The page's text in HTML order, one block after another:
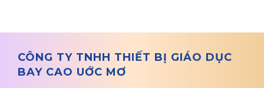
CÔNG TY TNHH THIẾT BỊ GIÁO DỤC
BAY CAO UỚC MƠ